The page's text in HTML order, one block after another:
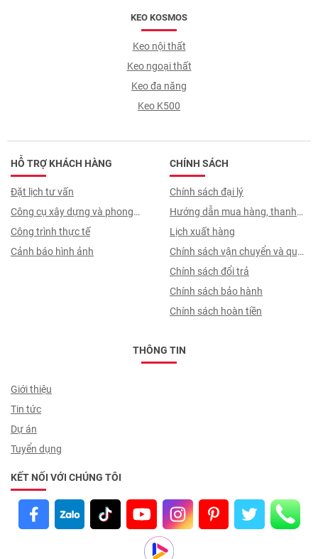
KEO KOSMOS
Keo nội thất
Keo ngoại thất
Keo đa năng
Keo K500
HỖ TRỢ KHÁCH HÀNG
Đặt lịch tư vấn
Công cụ xây dựng và phong
thuỷ
Công trình thực tế
Cảnh báo hình ảnh
CHÍNH SÁCH
Chính sách đại lý
Hướng dẫn mua hàng, thanh
toán, quy trình ký hợp đồng
Lịch xuất hàng
Chính sách vận chuyển và quy
trình giao nhận
Chính sách đổi trả
Chính sách bảo hành
Chính sách hoàn tiền
THÔNG TIN
Giới thiệu
Tin tức
Dự án
Tuyển dụng
KẾT NỐI VỚI CHÚNG TÔI